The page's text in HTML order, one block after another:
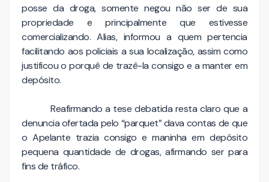
posse da droga, somente negou não ser de sua
propriedade e principalmente que estivesse
comercializando. Alias, informou a quem pertencia
facilitando aos policiais a sua localização, assim como
justificou o porquê de trazê-la consigo e a manter em
depósito.
Reafirmando a tese debatida resta claro que a
denuncia ofertada pelo “parquet” dava contas de que
o Apelante trazia consigo e maninha em depósito
pequena quantidade de drogas, afirmando ser para
fins de tráfico.